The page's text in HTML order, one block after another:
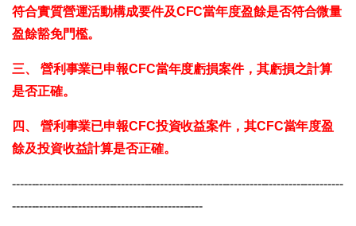
符合實質營運活動構成要件及CFC當年度盈餘是否符合微量
盈餘豁免門檻。
三、 營利事業已申報CFC當年度虧損案件，其虧損之計算
是否正確。
四、 營利事業已申報CFC投資收益案件，其CFC當年度盈
餘及投資收益計算是否正確。
-------------------------------------------------------------------------------------
-------------------------------------------------